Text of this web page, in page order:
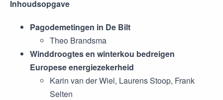
Inhoudsopgave
Pagodemetingen in De Bilt
Theo Brandsma
Winddroogtes en winterkou bedreigen
Europese energiezekerheid
Karin van der Wiel, Laurens Stoop, Frank
Selten